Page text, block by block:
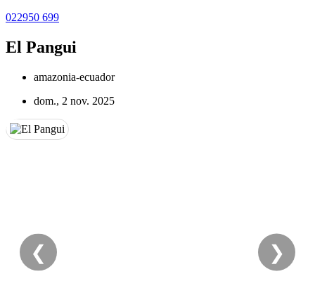
022950 699
El Pangui
amazonia-ecuador
dom., 2 nov. 2025
❮ ❯